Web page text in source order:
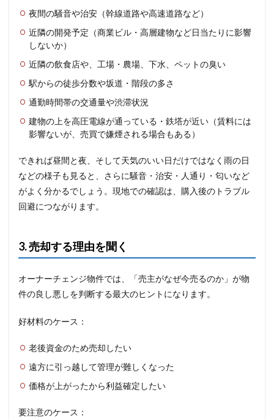
夜間の騒音や治安（幹線道路や高速道路など）
近隣の開発予定（商業ビル・高層建物など日当たりに影響
しないか）
近隣の飲食店や、工場・農場、下水、ペットの臭い
駅からの徒歩分数や坂道・階段の多さ
通勤時間帯の交通量や渋滞状況
建物の上を高圧電線が通っている・鉄塔が近い（賃料には
影響ないが、売買で嫌煙される場合もある）
できれば昼間と夜、そして天気のいい日だけではなく雨の日
などの様子も見ると、さらに騒音・治安・人通り・匂いなど
がよく分かるでしょう。現地での確認は、購入後のトラブル
回避につながります。
3. 売却する理由を聞く
オーナーチェンジ物件では、「売主がなぜ今売るのか」が物
件の良し悪しを判断する最大のヒントになります。
好材料のケース：
老後資金のため売却したい
遠方に引っ越して管理が難しくなった
価格が上がったから利益確定したい
要注意のケース：